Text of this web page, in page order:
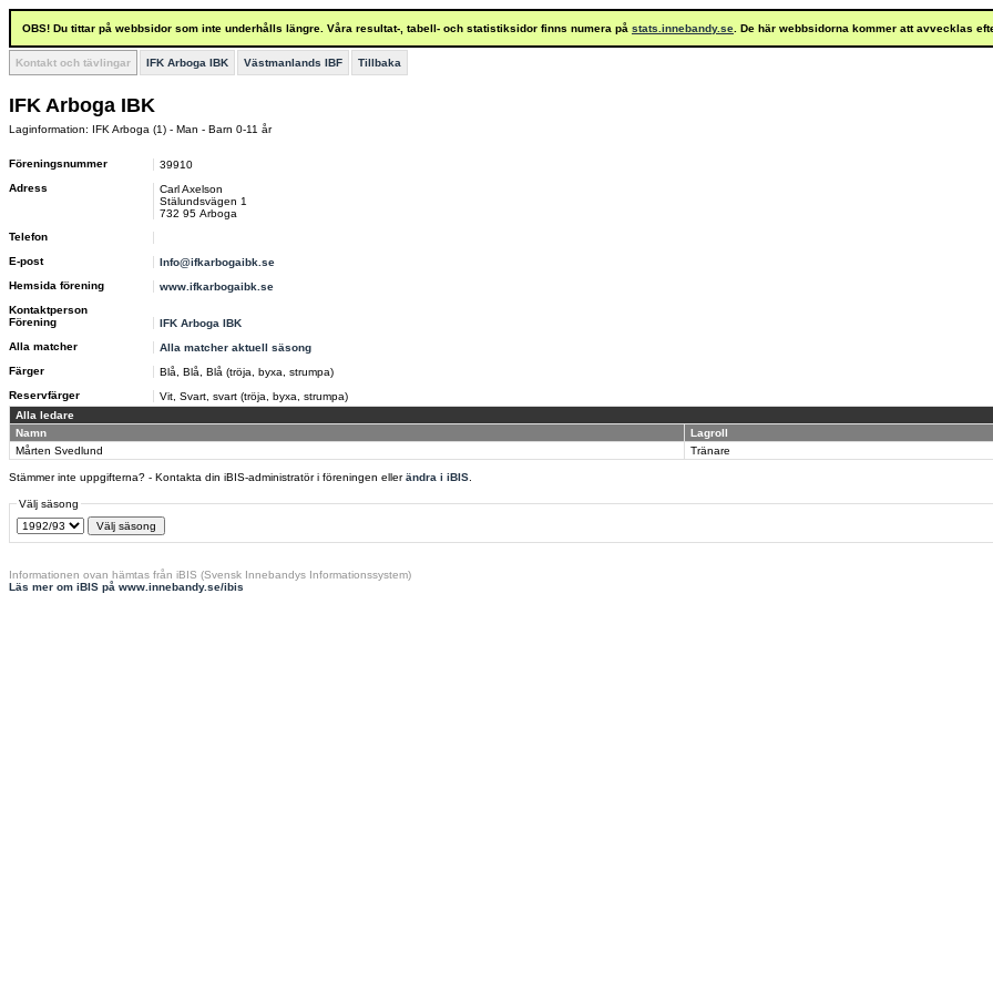
OBS! Du tittar på webbsidor som inte underhålls längre. Våra resultat-, tabell- och statistiksidor finns numera på stats.innebandy.se . De här webbsidorna kommer att avvecklas
Kontakt och tävlingar IFK Arboga IBK Västmanlands IBF Tillbaka
IFK Arboga IBK
Laginformation: IFK Arboga (1) - Man - Barn 0-11 år
Föreningsnummer
39910
Adress
Carl Axelson
Stälundsvägen 1
732 95 Arboga
Telefon
E-post
Info@ifkarbogaibk.se
Hemsida förening
www.ifkarbogaibk.se
Kontaktperson
Förening
IFK Arboga IBK
Alla matcher
Alla matcher aktuell säsong
Färger
Blå, Blå, Blå (tröja, byxa, strumpa)
Reservfärger
Vit, Svart, svart (tröja, byxa, strumpa)
Alla ledare
Namn
Lagroll
Mårten Svedlund
Tränare
Stämmer inte uppgifterna? - Kontakta din iBIS-administratör i föreningen ellerändra i iBIS
Välj säsong
Informationen ovan hämtas från iBIS (Svensk Innebandys Informationssystem)
Läs mer om iBIS på www.innebandy.se/ibis